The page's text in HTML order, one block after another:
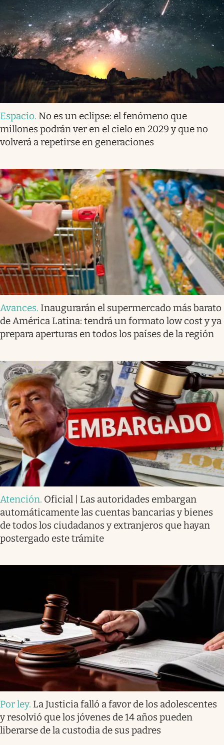
Espacio. No es un eclipse: el fenómeno que
millones podrán ver en el cielo en 2029 y que no
volverá a repetirse en generaciones
Avances. Inaugurarán el supermercado más barato
de América Latina: tendrá un formato low cost y ya
prepara aperturas en todos los países de la región
Atención. Oficial | Las autoridades embargan
automáticamente las cuentas bancarias y bienes
de todos los ciudadanos y extranjeros que hayan
postergado este trámite
Por ley. La Justicia falló a favor de los adolescentes
y resolvió que los jóvenes de 14 años pueden
liberarse de la custodia de sus padres